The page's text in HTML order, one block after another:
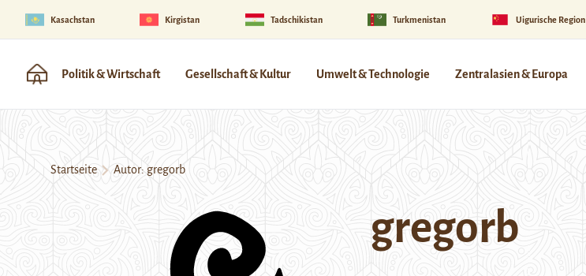
Kasachstan Kirgistan Tadschikistan Turkmenistan Uigurische Region
Politik & Wirtschaft Gesellschaft & Kultur Umwelt & Technologie Zentralasien & Europa
Startseite Autor: gregorb
gregorb